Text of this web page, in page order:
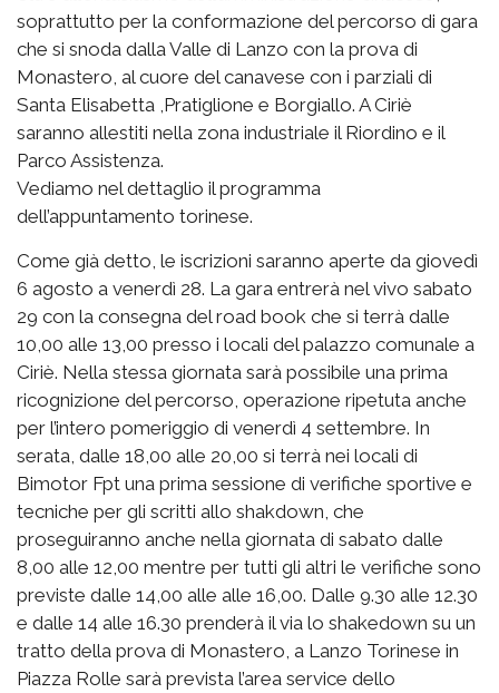
soprattutto per la conformazione del percorso di gara
che si snoda dalla Valle di Lanzo con la prova di
Monastero, al cuore del canavese con i parziali di
Santa Elisabetta ,Pratiglione e Borgiallo. A Ciriè
saranno allestiti nella zona industriale il Riordino e il
Parco Assistenza.
Vediamo nel dettaglio il programma
dell’appuntamento torinese.
Come già detto, le iscrizioni saranno aperte da giovedì
6 agosto a venerdì 28. La gara entrerà nel vivo sabato
29 con la consegna del road book che si terrà dalle
10,00 alle 13,00 presso i locali del palazzo comunale a
Ciriè. Nella stessa giornata sarà possibile una prima
ricognizione del percorso, operazione ripetuta anche
per l’intero pomeriggio di venerdì 4 settembre. In
serata, dalle 18,00 alle 20,00 si terrà nei locali di
Bimotor Fpt una prima sessione di verifiche sportive e
tecniche per gli scritti allo shakdown, che
proseguiranno anche nella giornata di sabato dalle
8,00 alle 12,00 mentre per tutti gli altri le verifiche sono
previste dalle 14,00 alle alle 16,00. Dalle 9.30 alle 12.30
e dalle 14 alle 16.30 prenderà il via lo shakedown su un
tratto della prova di Monastero, a Lanzo Torinese in
Piazza Rolle sarà prevista l’area service dello